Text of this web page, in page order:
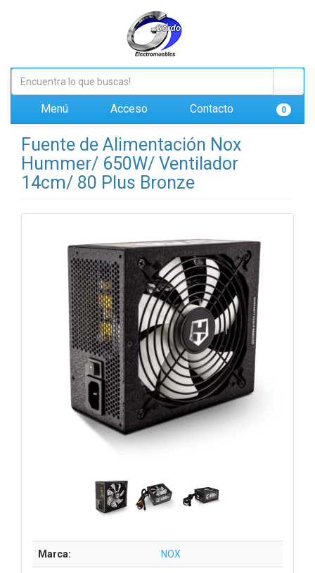
Menú Acceso Contacto 0
Fuente de Alimentación Nox
Hummer/ 650W/ Ventilador
14cm/ 80 Plus Bronze
Marca: NOX